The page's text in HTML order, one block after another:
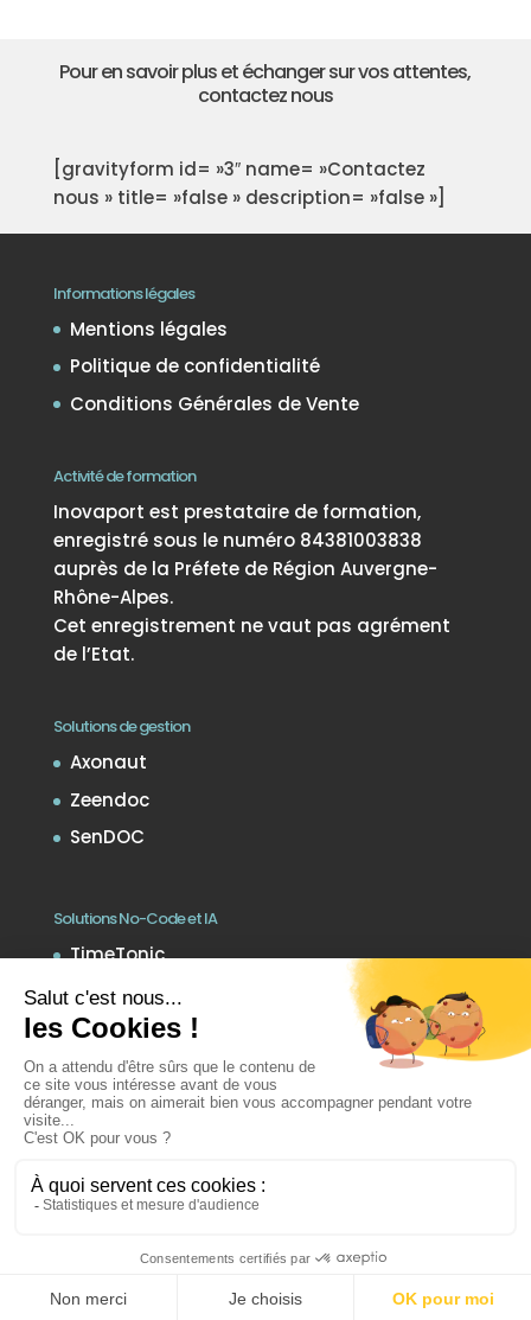
Pour en savoir plus et échanger sur vos attentes,
contactez nous
[gravityform id= »3″ name= »Contactez
nous » title= »false » description= »false »]
Informations légales
Mentions légales
Politique de confidentialité
Conditions Générales de Vente
Activité de formation
Inovaport est prestataire de formation,
enregistré sous le numéro 84381003838
auprès de la Préfete de Région Auvergne-
Rhône-Alpes.
Cet enregistrement ne vaut pas agrément
de l’Etat.
Solutions de gestion
Axonaut
Zeendoc
SenDOC
Solutions No-Code et IA
TimeTonic
Notion
Voxinia
Noota
Site conçu parInovaportavecDivi
Elegant Themes pour WordPress